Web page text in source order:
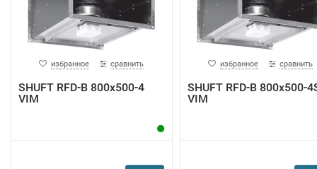
избранное сравнить
SHUFT RFD-B 800х500-4
VIM
избранное сравнить
SHUFT RFD-B 800х500-
VIM